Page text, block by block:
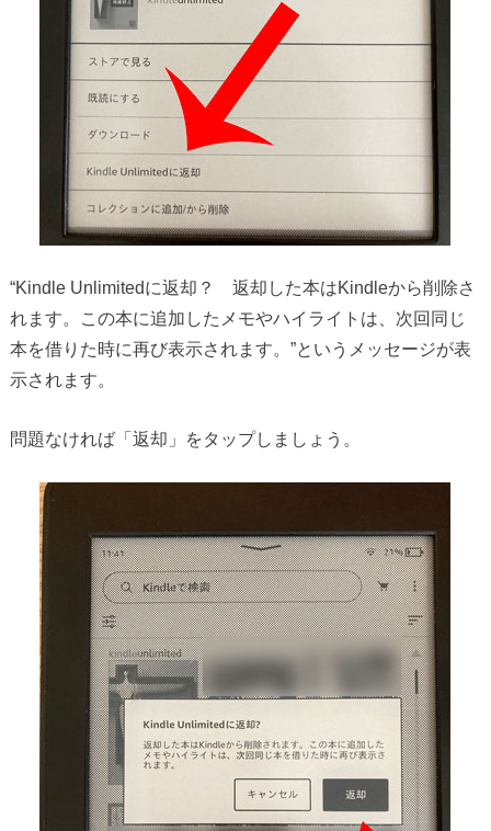
“Kindle Unlimitedに返却？ 返却した本はKindleから削除さ
れます。この本に追加したメモやハイライトは、次回同じ
本を借りた時に再び表示されます。”というメッセージが表
示されます。
問題なければ「返却」をタップしましょう。